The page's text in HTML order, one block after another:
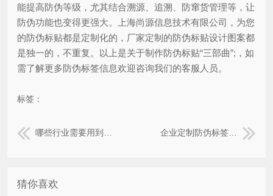
能提高防伪等级，尤其结合溯源、追溯、防窜货管理等，让
防伪功能也变得更强大。上海尚源信息技术有限公司，为您
的防伪标贴都是定制化的，厂家定制的防伪标贴设计图案都
是独一的，不重复。以上是关于制作防伪标贴“三部曲”;，如
需了解更多防伪标签信息欢迎咨询我们的客服人员。
标签：
哪些行业需要用到防伪标签？ 企业定制防伪标签要注意什么
猜你喜欢